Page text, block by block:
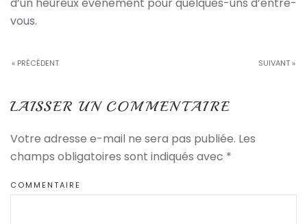
vous.
« PRÉCÉDENT SUIVANT »
LAISSER UN COMMENTAIRE
Votre adresse e-mail ne sera pas publiée. Les
champs obligatoires sont indiqués avec *
COMMENTAIRE